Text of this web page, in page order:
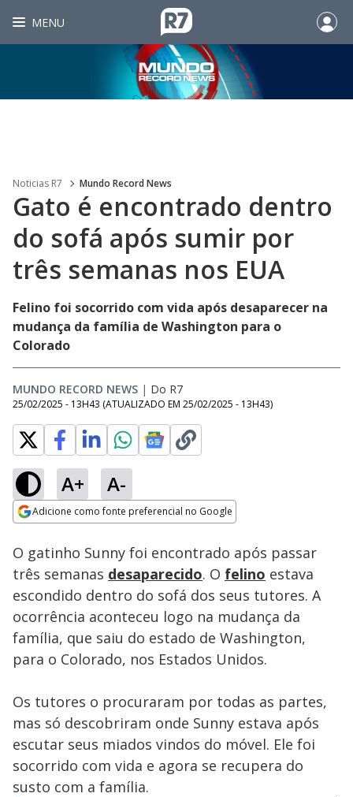
MENU
Noticias R7 Mundo Record News
Gato é encontrado dentro
do sofá após sumir por
três semanas nos EUA
Felino foi socorrido com vida após desaparecer na
mudança da família de Washington para o
Colorado
MUNDO RECORD NEWS | Do R7
25/02/2025 - 13H43 (ATUALIZADO EM 25/02/2025 - 13H43)
A+ A-
Adicione como fonte preferencial no Google
Ativar
100.00%
O gatinho Sunny foi encontrado após passar
três semanas desaparecido. O felino estava
escondido dentro do sofá dos seus tutores. A
ocorrência aconteceu logo na mudança da
família, que saiu do estado de Washington,
para o Colorado, nos Estados Unidos.
Os tutores o procuraram por todas as partes,
mas só descobriram onde Sunny estava após
escutar seus miados vindos do móvel. Ele foi
socorrido com vida e agora se recupera do
susto com a família.